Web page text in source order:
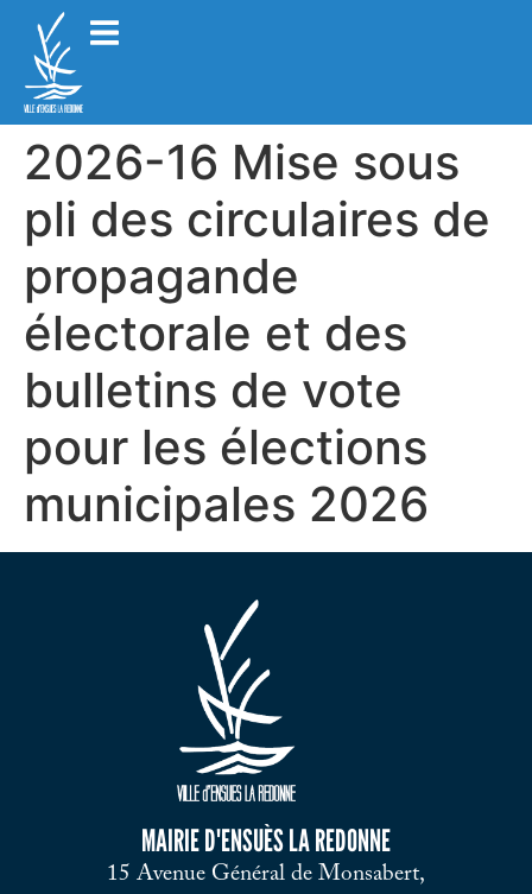
2026-16 Mise sous
pli des circulaires de
propagande
électorale et des
bulletins de vote
pour les élections
municipales 2026
MAIRIE D'ENSUÈS LA REDONNE
15 Avenue Général de Monsabert,